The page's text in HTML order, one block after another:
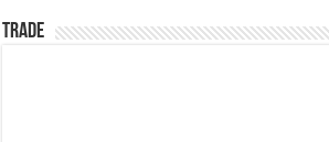
TRADE